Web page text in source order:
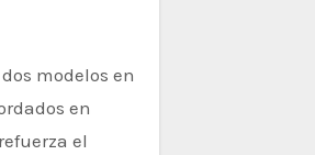
modelos en
en
el